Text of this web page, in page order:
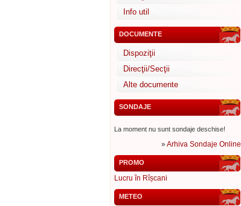
Info util
DOCUMENTE
Dispoziţii
Direcţii/Secţii
Alte documente
SONDAJE
La moment nu sunt sondaje deschise!
»Arhiva Sondaje Online
PROMO
Lucru în Rîșcani
METEO